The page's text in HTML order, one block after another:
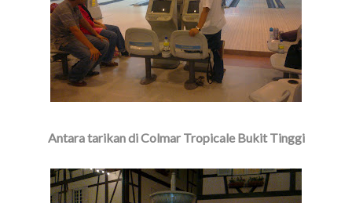
Antara tarikan di Colmar Tropicale Bukit Tinggi